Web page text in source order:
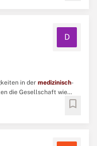
D
in der medizinisch-
die Gesellschaft wie
bookmark